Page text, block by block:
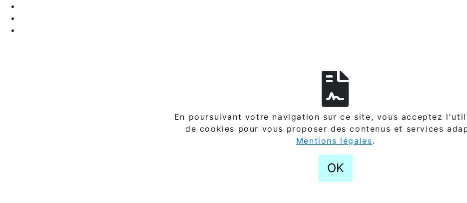
En poursuivant votre navigation sur ce site, vous acceptez
de cookies pour vous proposer des contenus et services
Mentions légales.
OK